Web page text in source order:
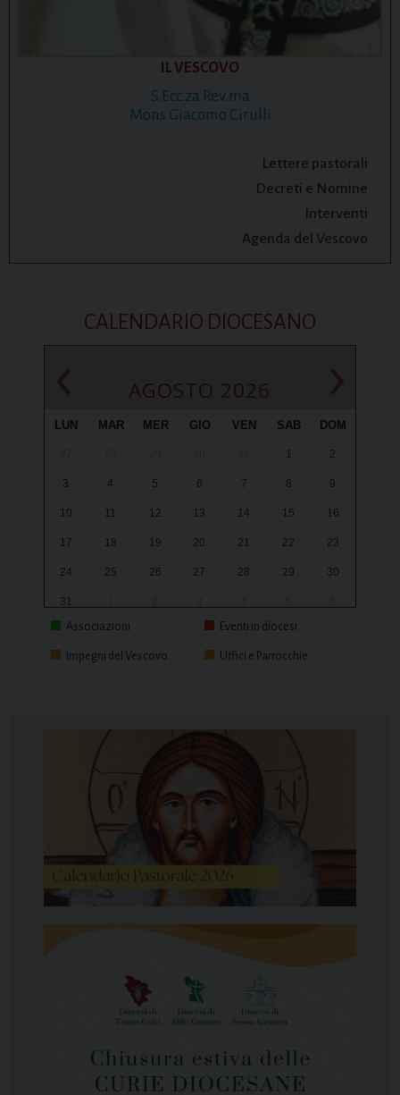
IL VESCOVO
S.Ecc.za Rev.ma
Mons Giacomo Cirulli
Lettere pastorali
Decreti e Nomine
Interventi
Agenda del Vescovo
CALENDARIO DIOCESANO
‹ AGOSTO 2026 ›
LUN MAR MER GIO VEN SAB DOM
1 2
3 4 5 6 7 8 9
10 11 12 13 14 15 16
17 18 19 20 21 22 23
24 25 26 27 28 29 30
31
Associazioni
Eventi in diocesi
Impegni del Vescovo Uffici e Parrocchie